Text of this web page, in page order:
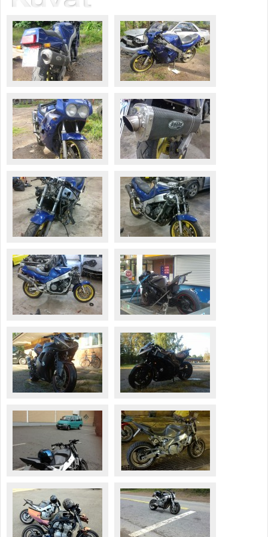
Säännöt ja ohjeet
Uudet ajoneuvot
Uudet kuvat
Uudet videot
Uudet kommentit
MYYDÄÄN
Ohjeet
Ajoneuvot
Osat
TIETOPANKKI
MP15 kuvia
MP14 kuvia
MP13 kuvia
ACS 2015 kuvia
Lisää uusi tapahtuma
SÄÄ
Valitse paikkakunta
Helsingin sää
Tampereen sää
Turun sää
Oulun sää
Kuopion sää
Rovaniemen sää
MUUT
VIP-jäsenyys
Suunnittele oma paita
Mainostus
Palaute
Kevytversio